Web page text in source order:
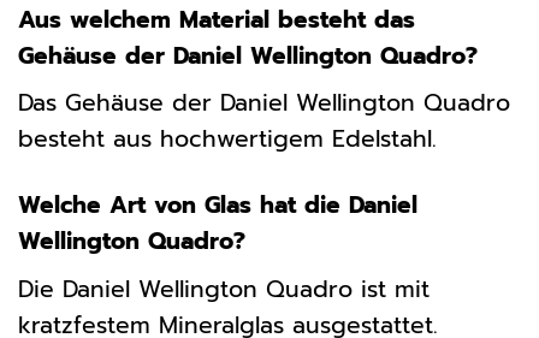
Aus welchem Material besteht das
Gehäuse der Daniel Wellington Quadro?
Das Gehäuse der Daniel Wellington Quadro
besteht aus hochwertigem Edelstahl.
Welche Art von Glas hat die Daniel
Wellington Quadro?
Die Daniel Wellington Quadro ist mit
kratzfestem Mineralglas ausgestattet.